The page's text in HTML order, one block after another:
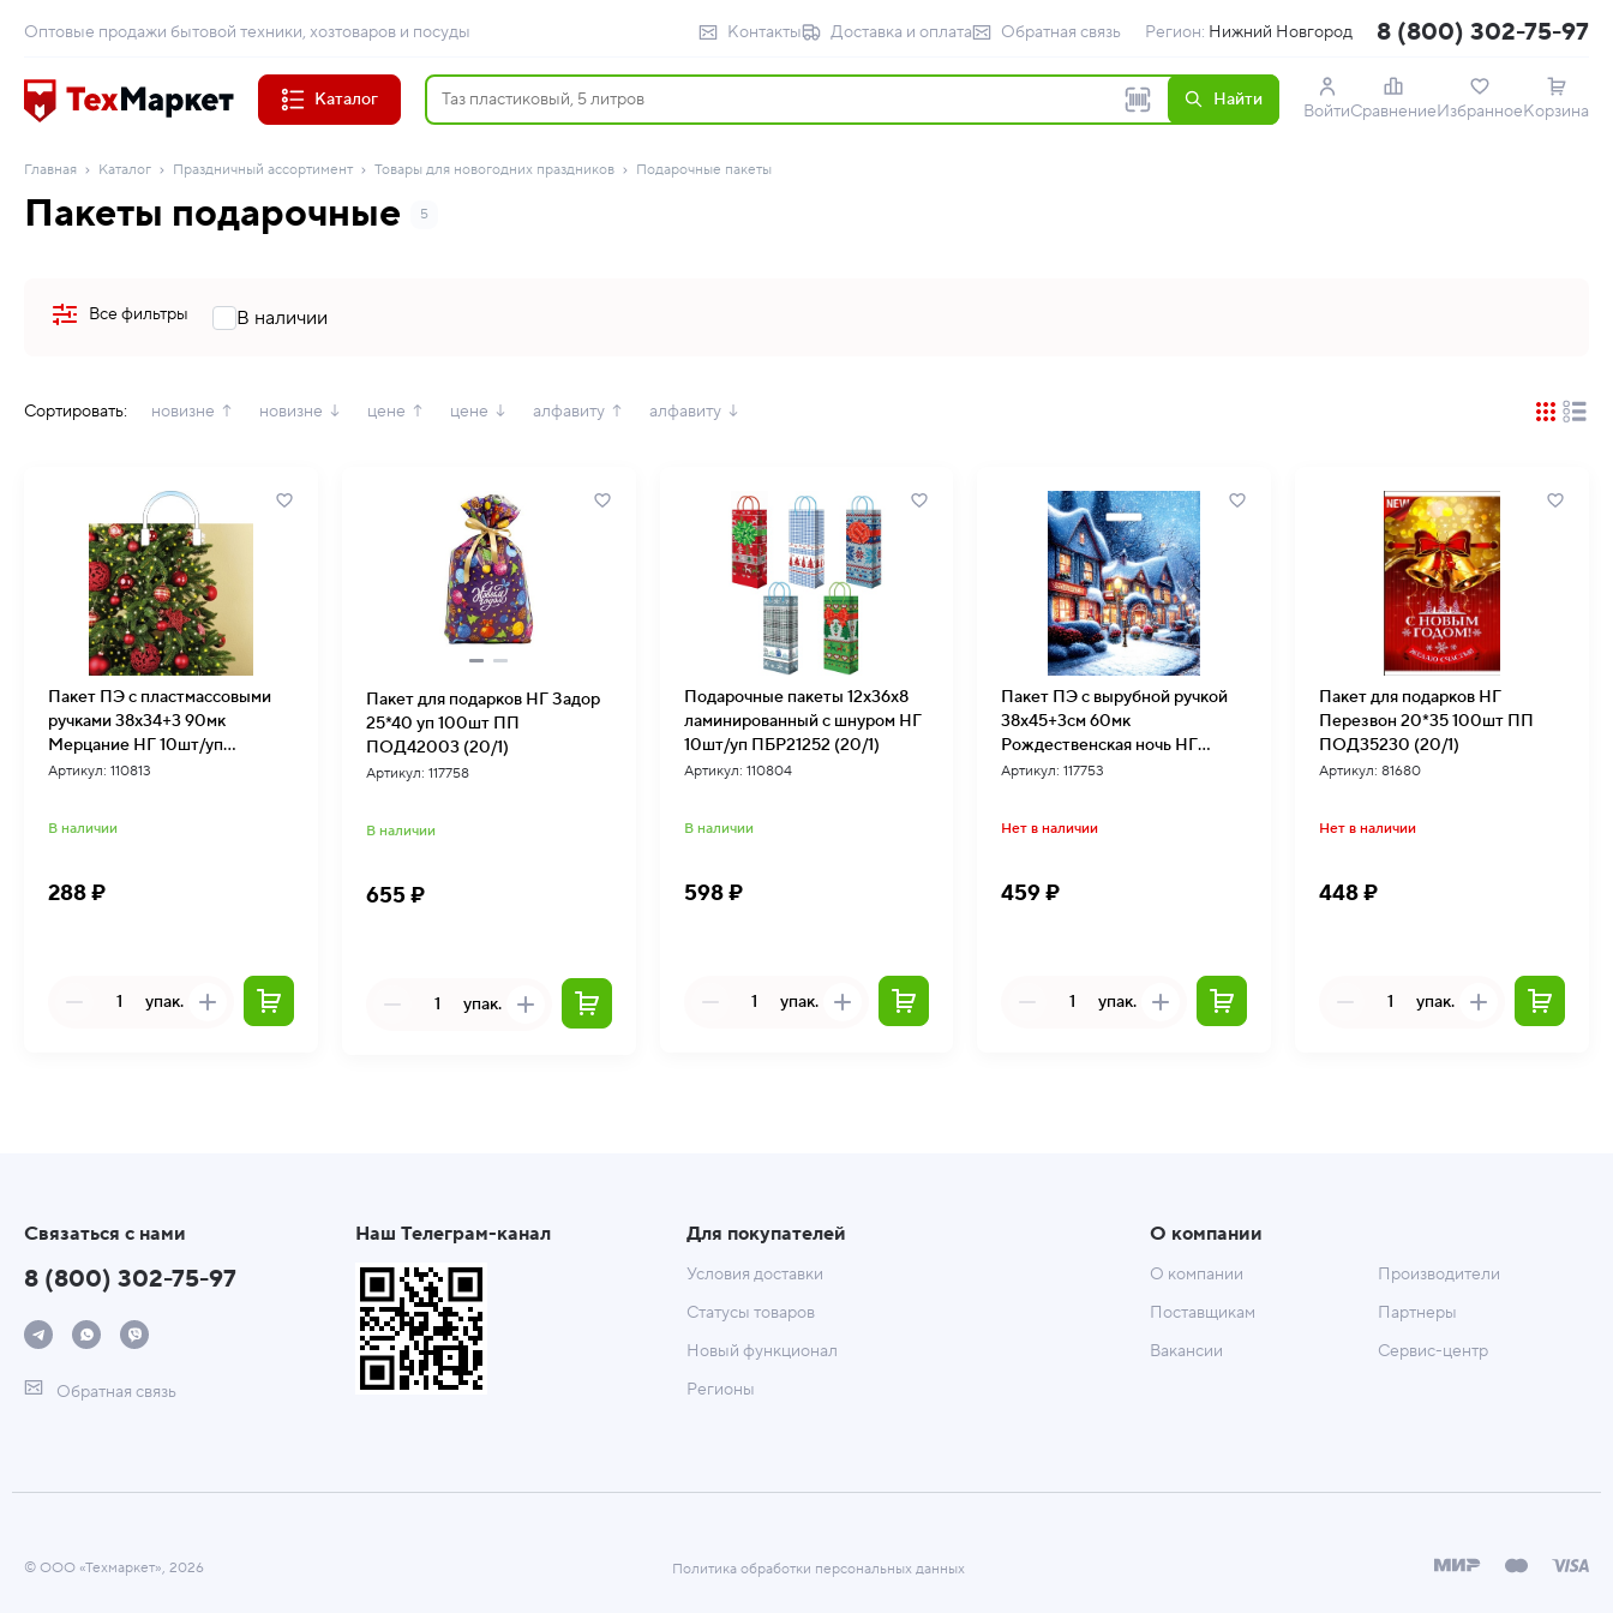
Оптовые продажи бытовой техники, хозтоваров и посуды Контакты Доставка и оплата Обратная связь Регион: Нижний Новгород 8 (800) 302-75-97
Каталог Найти
ВойтиСравнениеИзбранноеКорзина
Главная Каталог Праздничный ассортимент Товары для новогодних праздников Подарочные пакеты
Пакеты подарочные 5
Все фильтры В наличии
Сортировать: новизне ↑ новизне ↓ цене ↑ цене ↓ алфавиту ↑ алфавиту ↓
Пакет ПЭ с пластмассовыми
ручками 38х34+3 90мк
Мерцание НГ 10шт/уп
ПЛР56779 10шт (15/1)
Артикул: 110813
В наличии
288 ₽
упак.
Пакет для подарков НГ Задор
25*40 уп 100шт ПП
ПОД42003 (20/1)
Артикул: 117758
В наличии
655 ₽
упак.
Подарочные пакеты 12х36х8
ламинированный с шнуром НГ
10шт/уп ПБР21252 (20/1)
Артикул: 110804
В наличии
598 ₽
упак.
Пакет ПЭ с вырубной ручкой
38х45+3см 60мк
Рождественская ночь НГ
глянцевый уп 25шт ВУР56614
Артикул: 117753
Нет в наличии
459 ₽
упак.
Пакет для подарков НГ
Перезвон 20*35 100шт ПП
ПОД35230 (20/1)
Артикул: 81680
Нет в наличии
448 ₽
упак.
Связаться с нами
8 (800) 302-75-97
Обратная связь
Наш Телеграм-канал Для покупателей
Условия доставки
Статусы товаров
Новый функционал
Регионы
О компании
О компании
Поставщикам
Вакансии
Производители
Партнеры
Сервис-центр
© ООО «Техмаркет», 2026 Политика обработки персональных данных